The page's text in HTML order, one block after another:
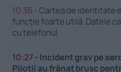
10:36 -Cartea de identitate
funcție foarte utilă. Datele
cu telefonul
10:27 - Incident grav pe
Piloții au frânat brusc